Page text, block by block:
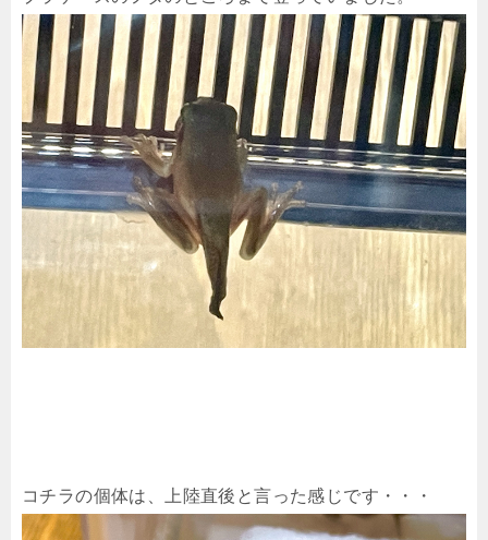
コチラの個体は、上陸直後と言った感じです・・・